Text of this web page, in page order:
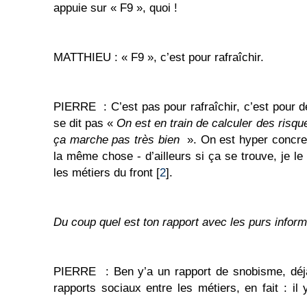
appuie sur « F9 », quoi !
MATTHIEU : « F9 », c’est pour rafraîchir.
PIERRE : C’est pas pour rafraîchir, c’est pour
se dit pas « On est en train de calculer des
ça marche pas très bien ». On est hyper
la même chose - d’ailleurs si ça se trouve, je
les métiers du front [2].
Du coup quel est ton rapport avec les purs
PIERRE : Ben y’a un rapport de snobisme,
rapports sociaux entre les métiers, en fait : il